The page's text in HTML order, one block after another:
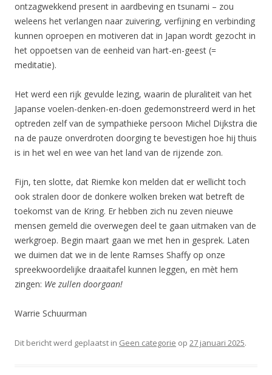
ontzagwekkend present in aardbeving en tsunami – zou
weleens het verlangen naar zuivering, verfijning en verbinding
kunnen oproepen en motiveren dat in Japan wordt gezocht in
het oppoetsen van de eenheid van hart-en-geest (=
meditatie).
Het werd een rijk gevulde lezing, waarin de pluraliteit van het
Japanse voelen-denken-en-doen gedemonstreerd werd in het
optreden zelf van de sympathieke persoon Michel Dijkstra die
na de pauze onverdroten doorging te bevestigen hoe hij thuis
is in het wel en wee van het land van de rijzende zon.
Fijn, ten slotte, dat Riemke kon melden dat er wellicht toch
ook stralen door de donkere wolken breken wat betreft de
toekomst van de Kring. Er hebben zich nu zeven nieuwe
mensen gemeld die overwegen deel te gaan uitmaken van de
werkgroep. Begin maart gaan we met hen in gesprek. Laten
we duimen dat we in de lente Ramses Shaffy op onze
spreekwoordelijke draaitafel kunnen leggen, en mèt hem
zingen: We zullen doorgaan!
Warrie Schuurman
Dit bericht werd geplaatst in Geen categorie op 27 januari 2025.